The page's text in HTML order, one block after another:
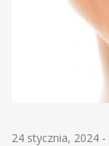
24 stycznia, 2024 -